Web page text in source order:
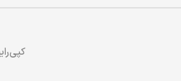
کپی‌رایت © 2026 ایران